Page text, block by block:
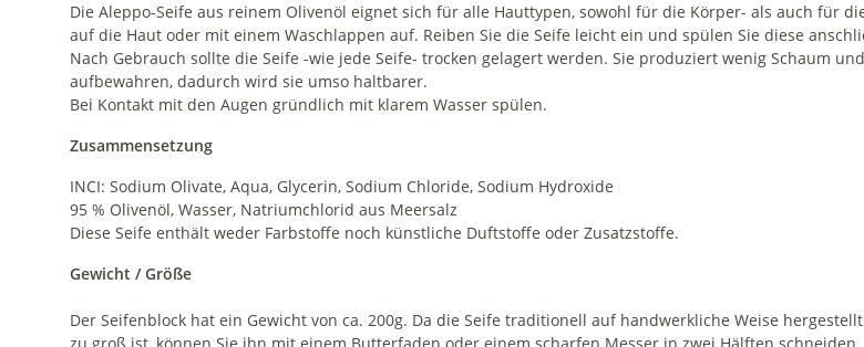
Die Aleppo-Seife aus reinem Olivenöl eignet sich für alle Hauttypen, sowohl für die Körper- als auch für
auf die Haut oder mit einem Waschlappen auf. Reiben Sie die Seife leicht ein und spülen Sie diese
Nach Gebrauch sollte die Seife -wie jede Seife- trocken gelagert werden. Sie produziert wenig Schaum
aufbewahren, dadurch wird sie umso haltbarer.
Bei Kontakt mit den Augen gründlich mit klarem Wasser spülen.
Zusammensetzung
INCI: Sodium Olivate, Aqua, Glycerin, Sodium Chloride, Sodium Hydroxide
95 % Olivenöl, Wasser, Natriumchlorid aus Meersalz
Diese Seife enthält weder Farbstoffe noch künstliche Duftstoffe oder Zusatzstoffe.
Gewicht / Größe
Der Seifenblock hat ein Gewicht von ca. 200g. Da die Seife traditionell auf handwerkliche Weise